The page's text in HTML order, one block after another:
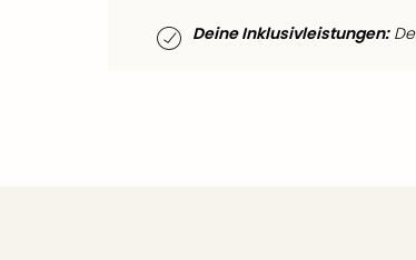
Deine Inklusivleistungen: